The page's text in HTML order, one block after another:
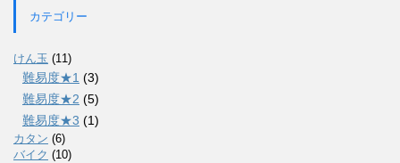
カテゴリー
けん玉 (11)
難易度★1 (3)
難易度★2 (5)
難易度★3 (1)
カタン (6)
バイク (10)